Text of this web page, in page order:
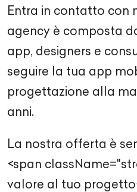
Entra in contatto con
agency è composta
app, designers e
seguire la tua app
progettazione alla
anni.
La nostra offerta è
<span
valore al tuo